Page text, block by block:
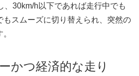
、30km/h以下であれば走行中でも
もスムーズに切り替えられ、突然の
かつ経済的な走り